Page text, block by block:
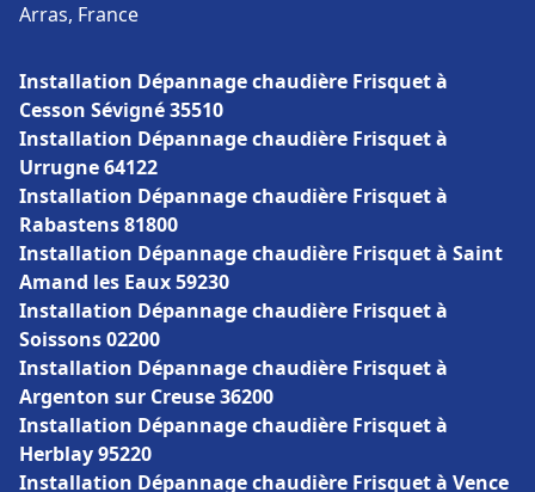
Arras, France
Installation Dépannage chaudière Frisquet à
Cesson Sévigné 35510
Installation Dépannage chaudière Frisquet à
Urrugne 64122
Installation Dépannage chaudière Frisquet à
Rabastens 81800
Installation Dépannage chaudière Frisquet à Saint
Amand les Eaux 59230
Installation Dépannage chaudière Frisquet à
Soissons 02200
Installation Dépannage chaudière Frisquet à
Argenton sur Creuse 36200
Installation Dépannage chaudière Frisquet à
Herblay 95220
Installation Dépannage chaudière Frisquet à Vence